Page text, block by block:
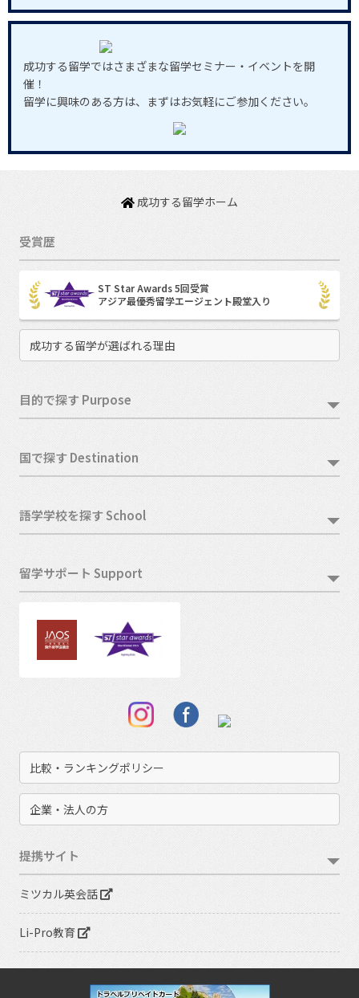
成功する留学ではさまざまな留学セミナー・イベントを開
催！
留学に興味のある方は、まずはお気軽にご参加ください。
成功する留学ホーム
受賞歴
ST Star Awards 5回受賞
アジア最優秀留学エージェント殿堂入り
成功する留学が選ばれる理由
目的で探す Purpose
国で探す Destination
語学学校を探す School
留学サポート Support
比較・ランキングポリシー
企業・法人の方
提携サイト
ミツカル英会話
Li-Pro教育